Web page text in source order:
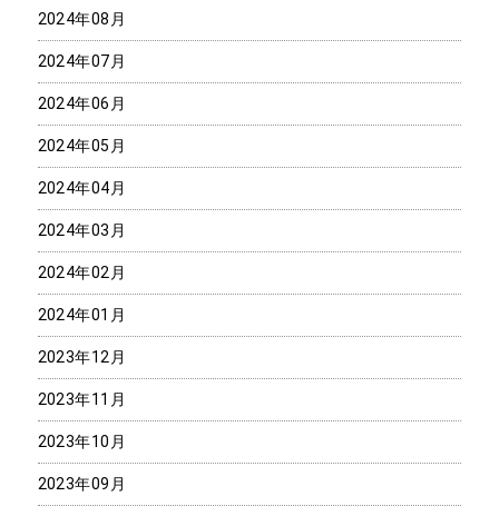
2024年08月
2024年07月
2024年06月
2024年05月
2024年04月
2024年03月
2024年02月
2024年01月
2023年12月
2023年11月
2023年10月
2023年09月